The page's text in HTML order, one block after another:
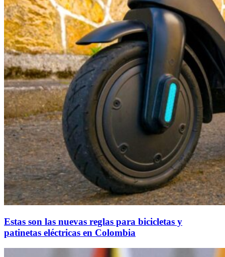
Estas son las nuevas reglas para bicicletas y
patinetas eléctricas en Colombia